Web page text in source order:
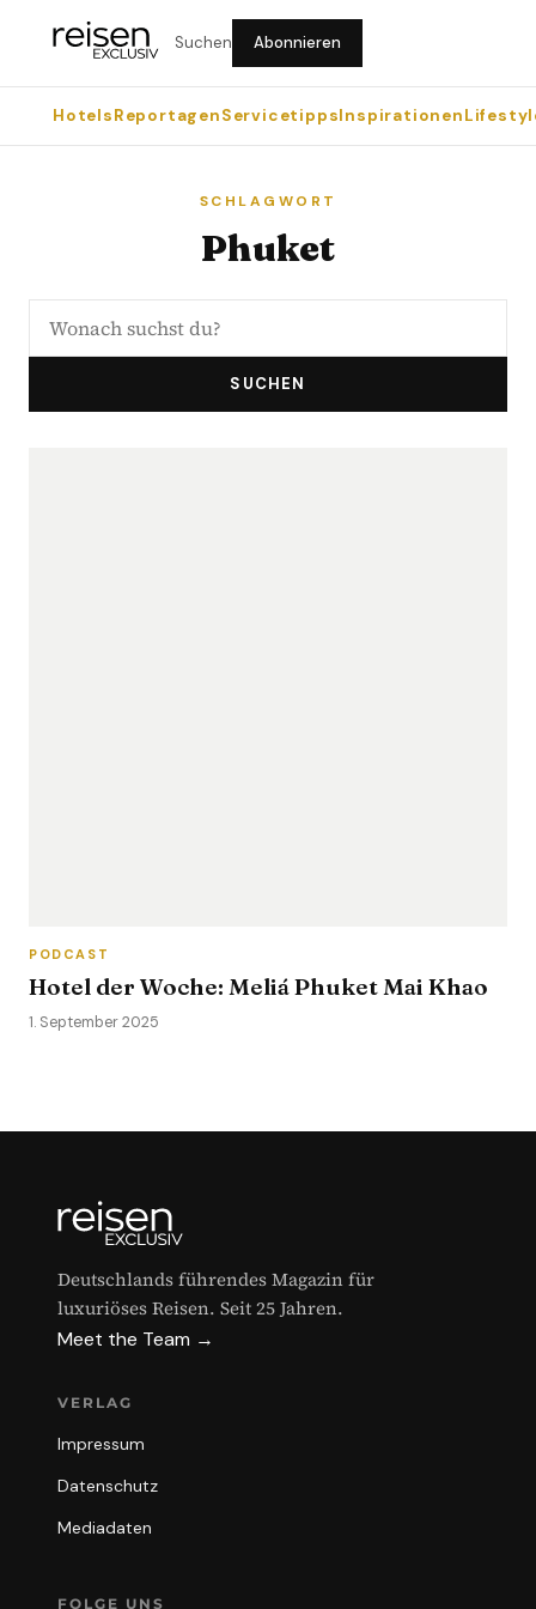
Suchen Abonnieren
HotelsReportagenServicetippsInspirationen
SCHLAGWORT
Phuket
SUCHEN
PODCAST
Hotel der Woche: Meliá Phuket Mai Khao
1. September 2025
Deutschlands führendes Magazin für
luxuriöses Reisen. Seit 25 Jahren.
Meet the Team →
VERLAG
Impressum
Datenschutz
Mediadaten
FOLGE UNS